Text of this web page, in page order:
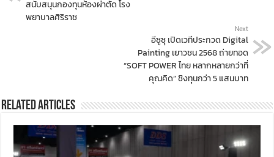
สนับสนุนกองทุนห้องผ่าตัด โรง
พยาบาลศิริราช
Next
อีซูซุ เปิดเวทีประกวด Digital
Painting เยาวชน 2568 ถ่ายทอด
“SOFT POWER ไทย หลากหลายกว่าที่
คุณคิด” ชิงทุนกว่า 5 แสนบาท
Related Articles